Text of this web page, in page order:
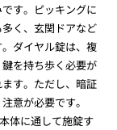
す。ピッキングに
く、玄関ドアなど
ダイヤル錠は、複
を持ち歩く必要が
す。ただし、暗証
意が必要です。
体に通して施錠す